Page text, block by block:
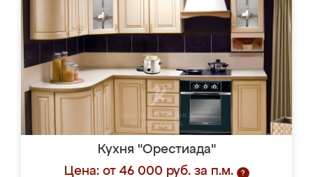
Кухня "Орестиада"
Цена: от 46 000 руб. за п.м.
?